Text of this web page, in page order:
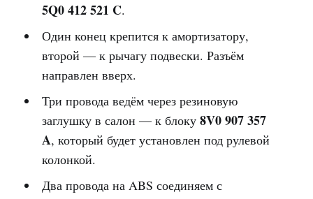
5Q0 412 521 C.
Один конец крепится к амортизатору,
второй — к рычагу подвески. Разъём
направлен вверх.
Три провода ведём через резиновую
заглушку в салон — к блоку 8V0 907 357
A, который будет установлен под рулевой
колонкой.
Два провода на ABS соединяем с